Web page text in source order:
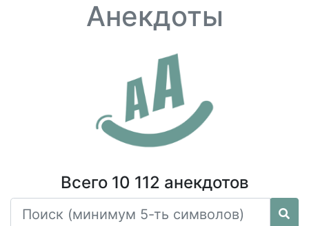
Анекдоты
Всего 10 112 анекдотов